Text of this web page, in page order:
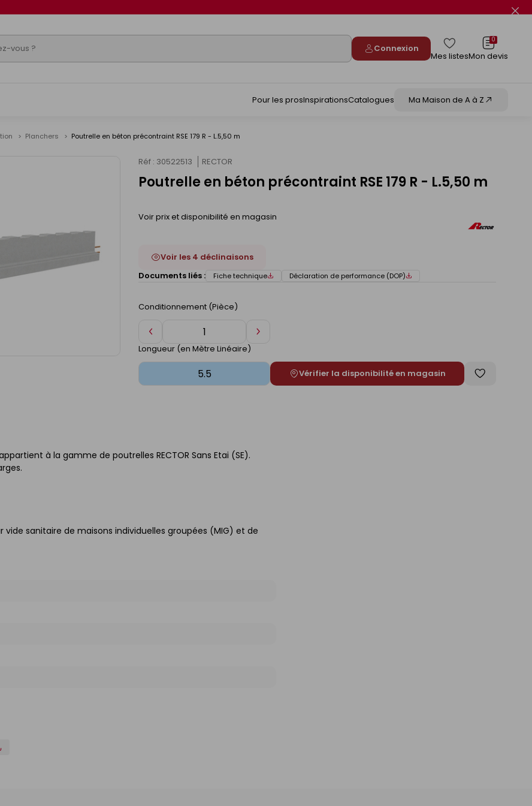
Connexion
Mes listes
0
Mon devis
Pour les prosInspirationsCatalogues Ma Maison de A à Z
Planchers Poutrelle en béton précontraint RSE 179 R - L.5,50 m
Réf : 30522513 RECTOR
Poutrelle en béton précontraint RSE 179 R - L.5,50 m
Voir prix et disponibilité en magasin
Voir les 4 déclinaisons
Documents liés :
Fiche technique Déclaration de performance (DOP)
Conditionnement (Pièce)
Diminuer
de
1
Augmenter
Longueur (en Mètre Linéaire)
Vérifier la disponibilité en magasin
Enregistrer
à la gamme de poutrelles RECTOR Sans Etai (SE).
sanitaire de maisons individuelles groupées (MIG) et de